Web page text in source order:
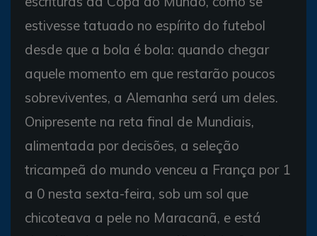
estivesse tatuado no espírito do futebol
desde que a bola é bola: quando chegar
aquele momento em que restarão poucos
sobreviventes, a Alemanha será um deles.
Onipresente na reta final de Mundiais,
alimentada por decisões, a seleção
tricampeã do mundo venceu a França por 1
a 0 nesta sexta-feira, sob um sol que
chicoteava a pele no Maracanã, e está